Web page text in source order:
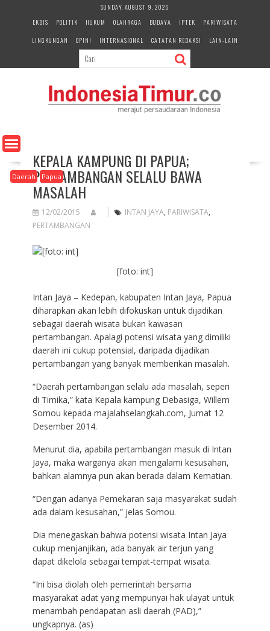
e
n
SUNDAY, AUGUST 9, 2026
EKBIS
POLITIK HUKUM OLAHRAGA BUDAYA IPTEK
PARIWISATA
LINGKUNGAN
OPINI INTERNASIONAL CATATAN REDAKSI LAIN-LAIN
Daerah Papua
KEPALA KAMPUNG DI PAPUA;
PERTAMBANGAN SELALU BAWA
MASALAH
12/02/2015 INTAN JAYA, PARIWISATA,
PERTAMBANGAN
[foto: int]
Intan Jaya – Kedepan, kabupaten Intan Jaya, Papua
diharapkan akan lebih difokuskan untuk dijadikan
sebagai daerah wisata bukan kawasan
pertambangan. Apalagi potensi wisata yang dimiliki
daerah ini cukup potensial, daripada dijadikan
pertambangan yang banyak memberikan masalah.
“Daerah pertambangan selalu ada masalah, seperi
di Timika,” kata Kepala kampung Debasiga, Willem
Somou kepada majalahselangkah.com, Jumat 12
Desember 2014.
Menurut dia, apabila pertambangan masuk di Intan
Jaya, maka warganya akan mengalami kesusahan,
bahkan alamnya pun akan berada dalam Kematian.
“Dengan adanya Pemekaran saja masyarakat sudah
ada dalam kesusahan,” jelas Somou.
Dia menegaskan bahwa potensi wisata Intan Jaya
cukup menjanjikan, ada banyak air terjun yang
dapat dikelola sebagai tempat-tempat wisata.
“Ini bisa diolah oleh pemerintah bersama
masyarakat adat yang mempunyai hak ulayat untuk
menambah pendapatan asli daerah (PAD),”
ungkapnya. (as)